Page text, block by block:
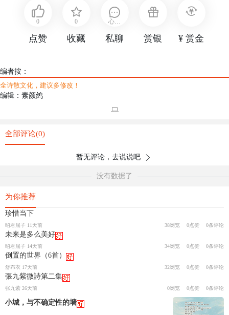
0
点赞
0
收藏
心云
私聊 赏银 ¥ 赏金
编者按：
全诗散文化，建议多修改！
编辑：素颜鸽
全部评论(0)
暂无评论，去说说吧
没有数据了
为你推荐
珍惜当下
昭君屈子 11天前 38浏览 0点赞 0条评论
未来是多么美好
昭君屈子 14天前 34浏览 0点赞 0条评论
倒置的世界（6首）
舒布衣 17天前 32浏览 0点赞 0条评论
張九紫微詩第二集
张九紫 26天前 0浏览 0点赞 0条评论
小城，与不确定性的墙